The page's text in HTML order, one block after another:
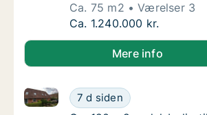
Ca. 75 m2
Værelser 3
Ca. 75 m2 andelsbolig til
Ca. 1.240.000 kr.
Mere info
Ca. 120 m2 andelsbolig
7 d siden
Ca. 120 m2 andelsbolig til salg i